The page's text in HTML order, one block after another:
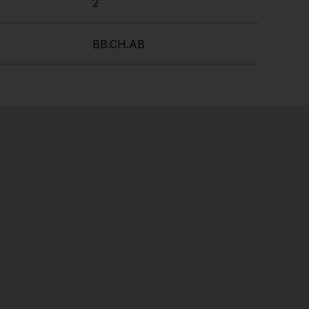
2
BB.CH.AB